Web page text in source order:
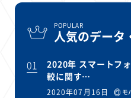
POPULAR
人気のデータ
01
2020年 スマートフ
較に関す…
2020年07月16日 モ